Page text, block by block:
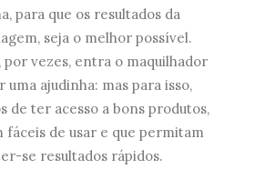
para que os resultados da
seja o melhor possível.
por vezes, entra o maquilhador
uma ajudinha: mas para isso,
de ter acesso a bons produtos,
fáceis de usar e que permitam
se resultados rápidos.